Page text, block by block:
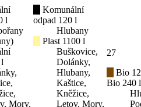
l
Mory,
Komunální
odpad 120 l
Hlubany
Plast 1100 l
Buškovice,
Dolánky,
Hlubany,
Kaštice,
Kněžice,
Letov, Mory,
27
Bio
Bio 240 l